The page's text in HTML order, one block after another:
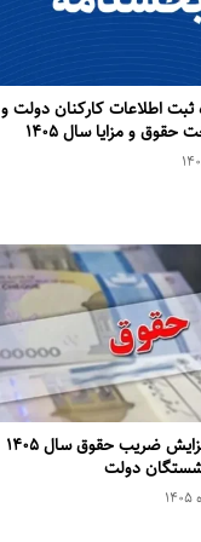
ثبت اطلاعات کارکنان دولت و
حقوق و مزایا سال ۱۴۰۵
تصویب‌نامه افزایش ضریب حقوق سال ۱۴۰۵
دولت